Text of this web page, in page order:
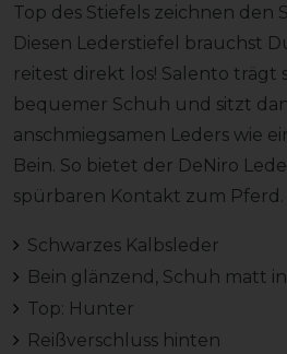
Top des Stiefels zeichnen den
Diesen Lederstiefel brauchst
reitest direkt los! Salento trägt
bequemer Schuh und sitzt
anschmiegsamen Leders wie
Bein. So bietet der DeNiro
spürbaren Kontakt zum Pferd.
Schwarzes Kalbsleder
Bein glänzend, Schuh matt
Top: Hunter
Reißverschluss hinten